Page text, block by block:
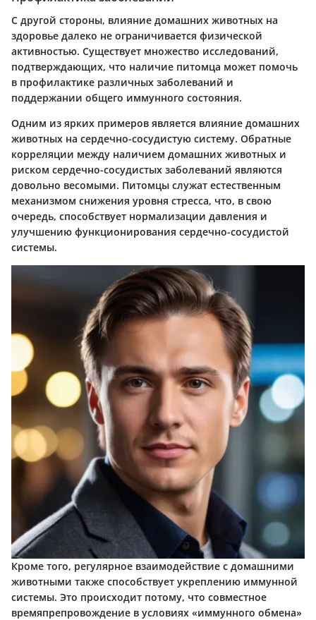
С другой стороны, влияние домашних животных на
здоровье далеко не ограничивается физической
активностью. Существует множество исследований,
подтверждающих, что наличие питомца может помочь
в профилактике различных заболеваний и
поддержании общего иммунного состояния.
Одним из ярких примеров является влияние домашних
животных на сердечно-сосудистую систему. Обратные
корреляции между наличием домашних животных и
риском сердечно-сосудистых заболеваний являются
довольно весомыми. Питомцы служат естественным
механизмом снижения уровня стресса, что, в свою
очередь, способствует нормализации давления и
улучшению функционирования сердечно-сосудистой
системы.
Кроме того, регулярное взаимодействие с домашними
животными также способствует укреплению иммунной
системы. Это происходит потому, что совместное
времяпрепровождение в условиях «иммунного обмена»